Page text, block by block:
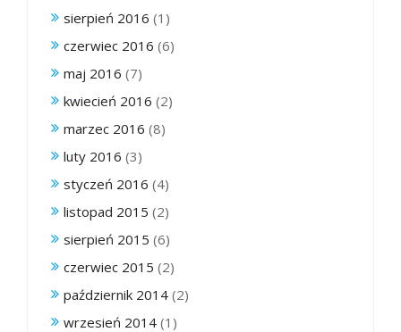
sierpień 2016 (1)
czerwiec 2016 (6)
maj 2016 (7)
kwiecień 2016 (2)
marzec 2016 (8)
luty 2016 (3)
styczeń 2016 (4)
listopad 2015 (2)
sierpień 2015 (6)
czerwiec 2015 (2)
październik 2014 (2)
wrzesień 2014 (1)